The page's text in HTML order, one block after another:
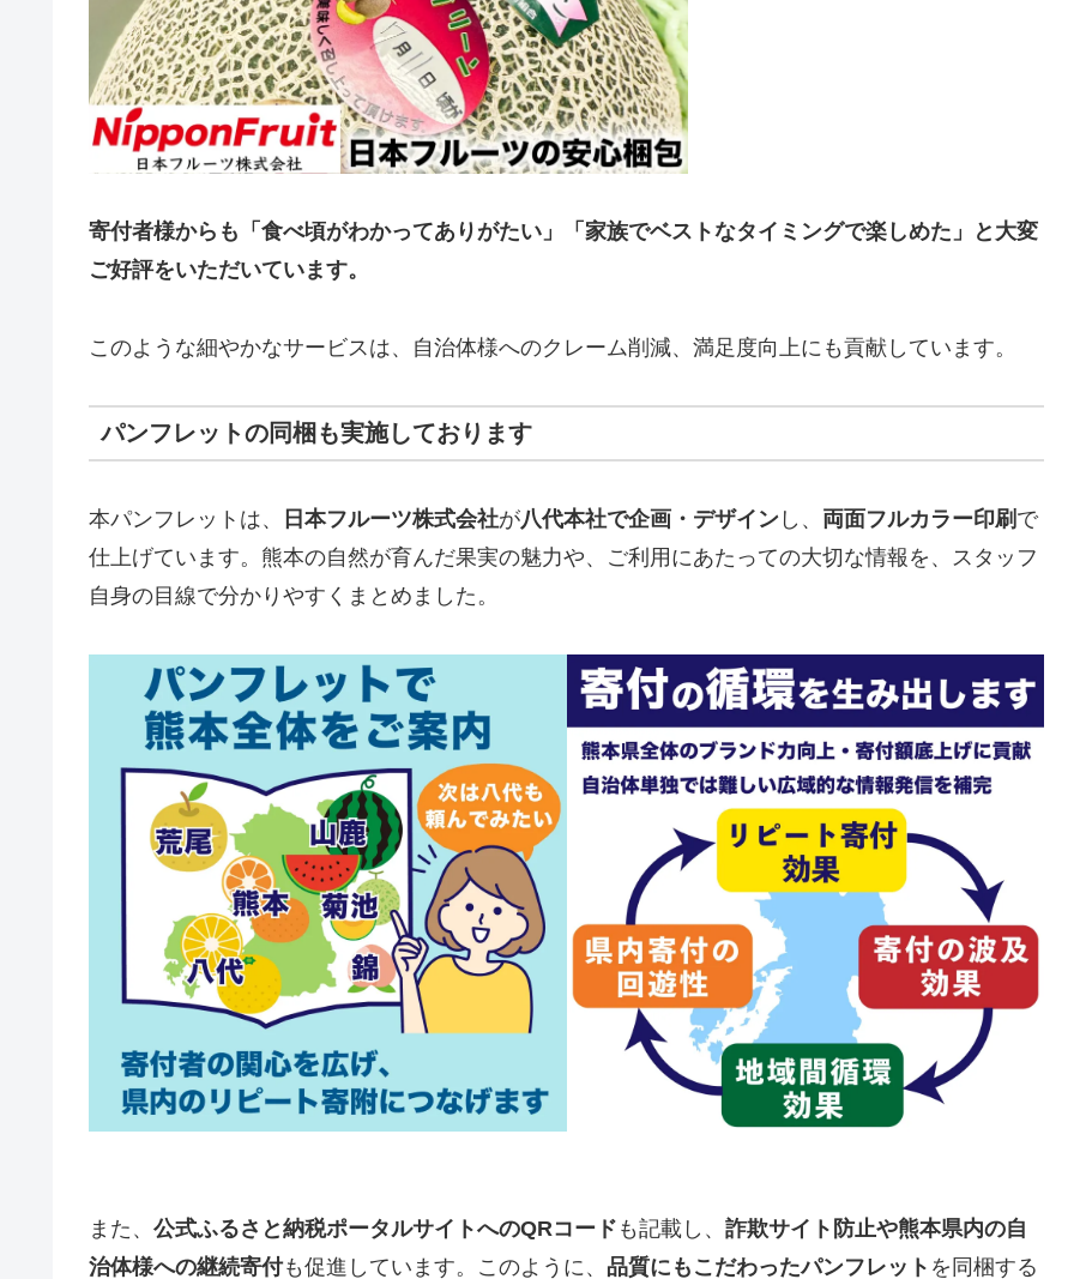
寄付者様からも「食べ頃がわかってありがたい」「家族でベストなタイミングで楽しめた」と大変
ご好評をいただいています。
このような細やかなサービスは、自治体様へのクレーム削減、満足度向上にも貢献しています。
パンフレットの同梱も実施しております
本パンフレットは、 日本フルーツ株式会社が八代本社で企画・デザイン し、 両面フルカラー印刷 で
仕上げています。熊本の自然が育んだ果実の魅力や、ご利用にあたっての大切な情報を、スタッフ
自身の目線で分かりやすくまとめました。
また、 公式ふるさと納税ポータルサイトへのQRコード も記載し、 詐欺サイト防止や熊本県内の自
治体様への継続寄付も促進しています。このように、 品質にもこだわったパンフレット を同梱する